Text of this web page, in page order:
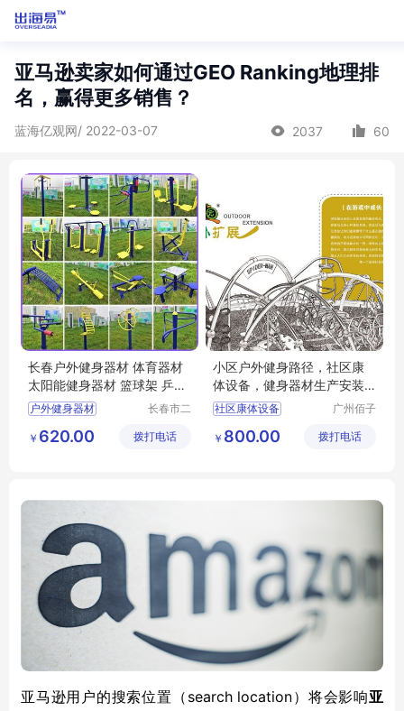
亚马逊卖家如何通过GEO Ranking地理排
名，赢得更多销售？
蓝海亿观网/ 2022-03-07 2037 60
长春户外健身器材 体育器材
太阳能健身器材 篮球架 乒乓
球台
户外健身器材
太阳能健身器材
长春市二
五金产品
￥ 620.00 拨打电话
小区户外健身路径，社区康
体设备，健身器材生产安装
一步到位
社区康体设备
儿童组合滑梯
广州佰子
备有限公
￥ 800.00 拨打电话
亚马逊用户的搜索位置 （ search location）将会影响亚